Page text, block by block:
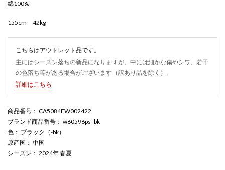
綿100%
155cm 42kg
こちらはアウトレット品です。
主にはシーズン落ちの新品になりますが、中には細かな傷やシワ、若干
の色落ち等がある場合がございます（訳あり品を除く）。
詳細はこちら
商品番号 ： CA5084EW002422
ブランド商品番号 ： w60596ps -bk
色 ： ブラック（-bk）
原産国 ： 中国
シーズン ： 2024年 春夏